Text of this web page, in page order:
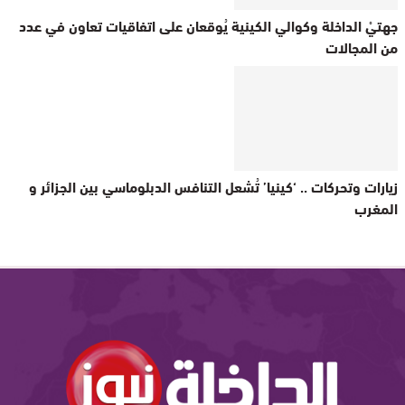
جهتيْ الداخلة وكوالي الكينية يُوقعان على اتفاقيات تعاون في عدد
من المجالات
زيارات وتحركات .. ‘كينيا’ تُشعل التنافس الدبلوماسي بين الجزائر و
المغرب